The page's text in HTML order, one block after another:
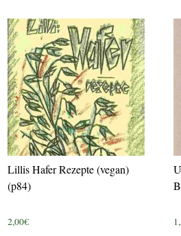
Lillis Hafer Rezepte (vegan)
(p84)
2,00€